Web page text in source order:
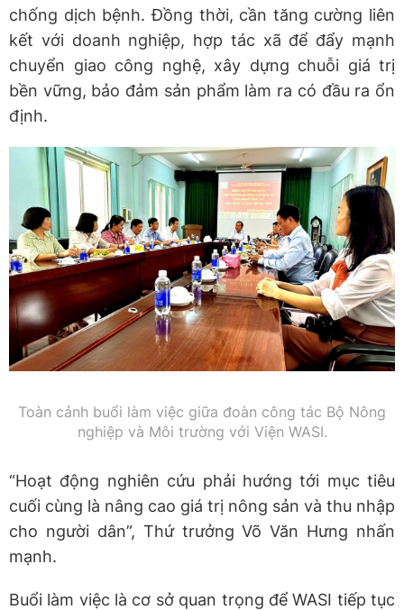
chống dịch bệnh. Đồng thời, cần tăng cường liên
kết với doanh nghiệp, hợp tác xã để đẩy mạnh
chuyển giao công nghệ, xây dựng chuỗi giá trị
bền vững, bảo đảm sản phẩm làm ra có đầu ra ổn
định.
Toàn cảnh buổi làm việc giữa đoàn công tác Bộ Nông
nghiệp và Môi trường với Viện WASI.
“Hoạt động nghiên cứu phải hướng tới mục tiêu
cuối cùng là nâng cao giá trị nông sản và thu nhập
cho người dân”, Thứ trưởng Võ Văn Hưng nhấn
mạnh.
Buổi làm việc là cơ sở quan trọng để WASI tiếp tục